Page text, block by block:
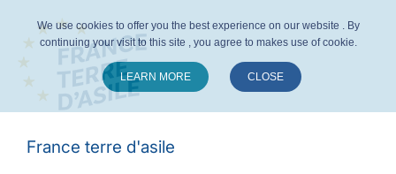
France terre d'asile
We use cookies to offer you the best experience on our website . By
continuing your visit to this site , you agree to makes use of cookie.
LEARN MORE CLOSE